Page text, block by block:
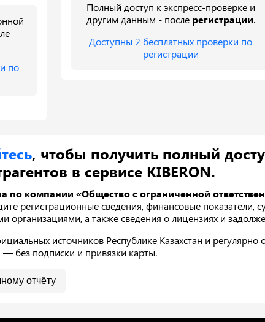
по
Полный доступ к экспресс-проверке и
другим данным - после регистрации.
Доступны 2 бесплатных проверки по
регистрации
, чтобы получить полный
в сервисе KIBERON.
по компании «Общество с ограниченной
регистрационные сведения, финансовые показатели,
организациями, а также сведения о лицензиях и
источников Республике Казахстан и
— без подписки и привязки карты.
отчёту